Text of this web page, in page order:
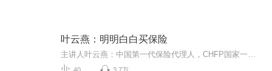
叶云燕：明明白白买保险